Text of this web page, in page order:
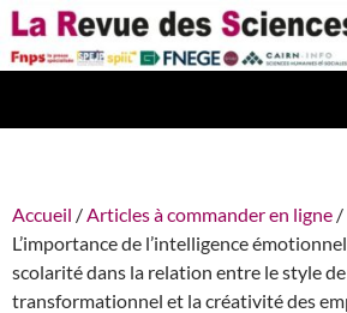
Aller
au
contenu
Accueil /Articles à commander en ligne /
L’importance de l’intelligence
scolarité dans la relation entre le style
transformationnel et la créativité des